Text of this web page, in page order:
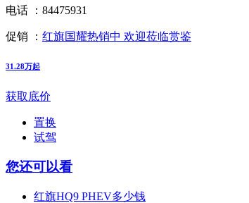
电话 ： 84475931
促销 ： 红旗国耀热销中 欢迎莅临赏鉴
31.28万起
获取底价
置换
试驾
您还可以看
红旗HQ9 PHEV多少钱